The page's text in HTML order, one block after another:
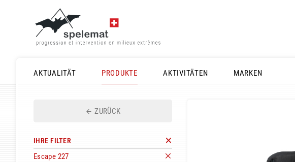
AKTUALITÄT
PRODUKTE AKTIVITÄTEN MARKEN
ZURÜCK
IHRE FILTER
Escape 227